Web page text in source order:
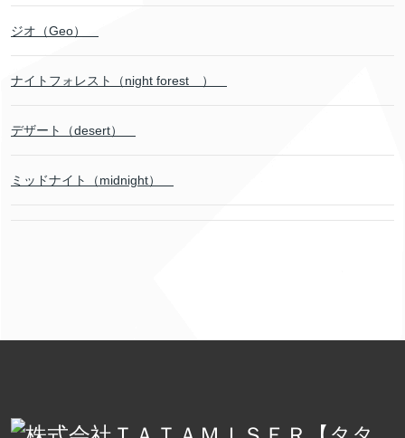
ジオ（Geo）
ナイトフォレスト（night forest ）
デザート（desert）
ミッドナイト（midnight）